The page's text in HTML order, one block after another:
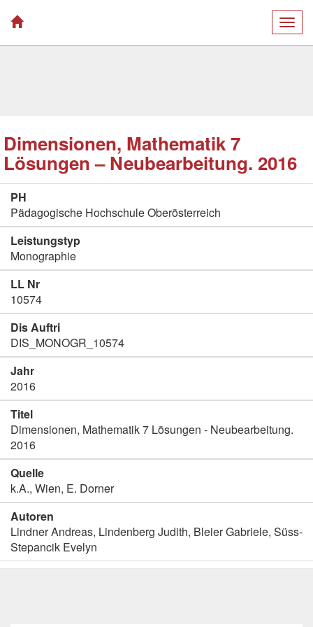
Dimensionen, Mathematik 7
Lösungen – Neubearbeitung. 2016
PH
Pädagogische Hochschule Oberösterreich
Leistungstyp
Monographie
LL Nr
10574
Dis Auftri
DIS_MONOGR_10574
Jahr
2016
Titel
Dimensionen, Mathematik 7 Lösungen - Neubearbeitung.
2016
Quelle
k.A., Wien, E. Dorner
Autoren
Lindner Andreas, Lindenberg Judith, Bleier Gabriele, Süss-
Stepancik Evelyn